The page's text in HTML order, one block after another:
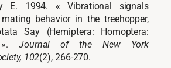
E. 1994. « Vibrational signals
behavior in the treehopper,
Say (Hemiptera: Homoptera:
».Journal of the New York
102(2), 266-270.